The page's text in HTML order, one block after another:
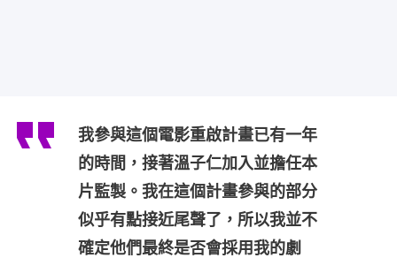
我參與這個電影重啟計畫已有一年
的時間，接著溫子仁加入並擔任本
片監製。我在這個計畫參與的部分
似乎有點接近尾聲了，所以我並不
確定他們最終是否會採用我的劇